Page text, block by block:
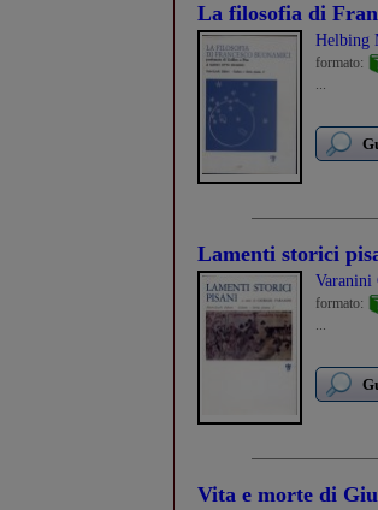
La filosofia di
Helbing
formato:
...
Lamenti storici
Varanini
formato:
...
Vita e morte di